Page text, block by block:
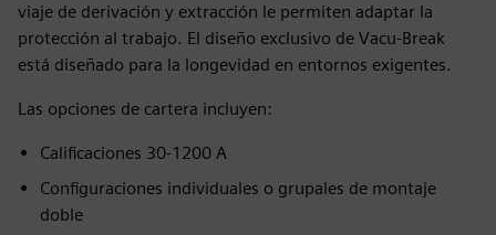
viaje de derivación y extracción le permiten adaptar la
protección al trabajo. El diseño exclusivo de Vacu‑Break
está diseñado para la longevidad en entornos exigentes.
Las opciones de cartera incluyen:
Calificaciones 30-1200 A
Configuraciones individuales o grupales de montaje
doble